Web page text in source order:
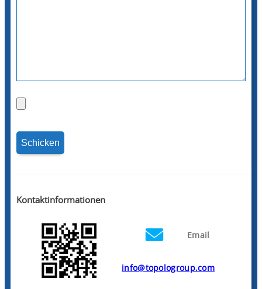
Kontaktinformationen
Email
info@topologroup.com